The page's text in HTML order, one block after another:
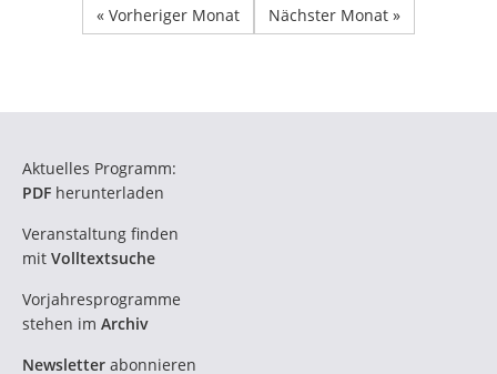
« Vorheriger Monat Nächster Monat »
Aktuelles Programm:
PDF herunterladen
Veranstaltung finden
mit Volltextsuche
Vorjahresprogramme
stehen im Archiv
Newsletter abonnieren